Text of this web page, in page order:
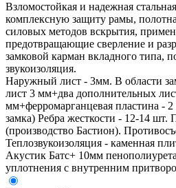
Взломостойкая и надежная
комплексную защиту рамы,
силовых методов вскрытия,
предотвращающие сверление и
замковой карман вкладного типа,
звукоизоляция.
Наружный лист - 3мм. В области
лист 3 мм+два дополнительных
мм+ферромарганцевая пластина -
замка) Ребра жесткости - 12-14 шт.
(производство Бастион).
Теплозвукоизоляция - каменная
Акустик Батс+ 10мм
уплотнения с внутренним